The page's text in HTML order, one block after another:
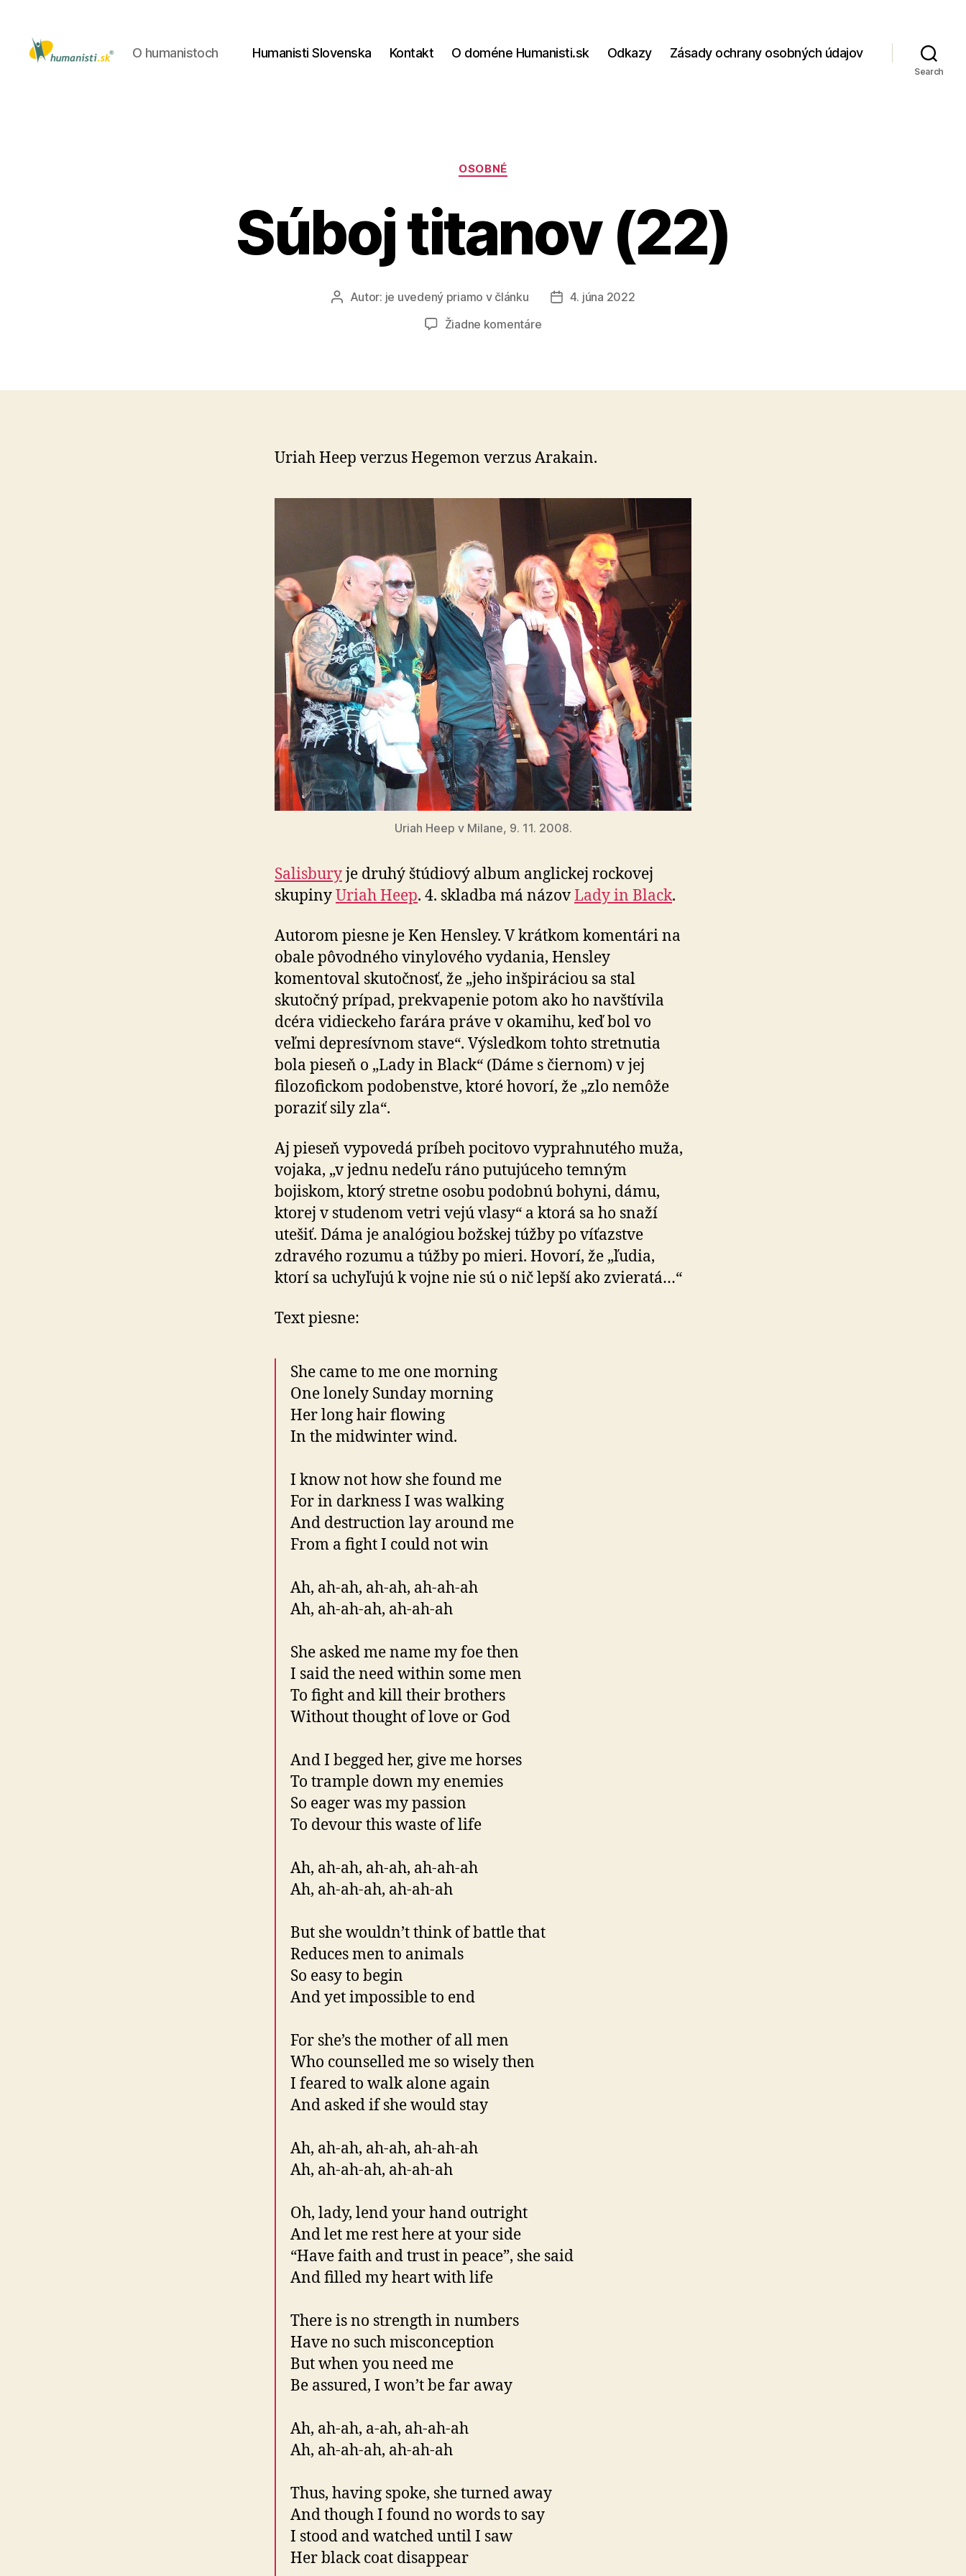
O humanistoch Humanisti Slovenska Kontakt O doméne Humanisti.sk Odkazy Zásady ochrany osobných údajov
Search
Kategórie
OSOBNÉ
Súboj titanov (22)
AutorAutor: je uvedený priamo v článku
Dátum
4. júna 2022
Žiadne komentárena
Uriah Heep verzus Hegemon verzus Arakain.
Uriah Heep v Milane, 9. 11. 2008.
Salisburyje druhý štúdiový album anglickej rockovej
skupinyUriah Heep. 4. skladba má názovLady in Black.
Autorom piesne je Ken Hensley. V krátkom komentári na
obale pôvodného vinylového vydania, Hensley
komentoval skutočnosť, že „jeho inšpiráciou sa stal
skutočný prípad, prekvapenie potom ako ho navštívila
dcéra vidieckeho farára práve v okamihu, keď bol vo
veľmi depresívnom stave“. Výsledkom tohto stretnutia
bola pieseň o „Lady in Black“ (Dáme s čiernom) v jej
filozofickom podobenstve, ktoré hovorí, že „zlo nemôže
poraziť sily zla“.
Aj pieseň vypovedá príbeh pocitovo vyprahnutého muža,
vojaka, „v jednu nedeľu ráno putujúceho temným
bojiskom, ktorý stretne osobu podobnú bohyni, dámu,
ktorej v studenom vetri vejú vlasy“ a ktorá sa ho snaží
utešiť. Dáma je analógiou božskej túžby po víťazstve
zdravého rozumu a túžby po mieri. Hovorí, že „ľudia,
ktorí sa uchyľujú k vojne nie sú o nič lepší ako zvieratá…“
Text piesne:
She came to me one morning
One lonely Sunday morning
Her long hair flowing
In the midwinter wind.
I know not how she found me
For in darkness I was walking
And destruction lay around me
From a fight I could not win
Ah, ah-ah, ah-ah, ah-ah-ah
Ah, ah-ah-ah, ah-ah-ah
She asked me name my foe then
I said the need within some men
To fight and kill their brothers
Without thought of love or God
And I begged her, give me horses
To trample down my enemies
So eager was my passion
To devour this waste of life
Ah, ah-ah, ah-ah, ah-ah-ah
Ah, ah-ah-ah, ah-ah-ah
But she wouldn’t think of battle that
Reduces men to animals
So easy to begin
And yet impossible to end
For she’s the mother of all men
Who counselled me so wisely then
I feared to walk alone again
And asked if she would stay
Ah, ah-ah, ah-ah, ah-ah-ah
Ah, ah-ah-ah, ah-ah-ah
Oh, lady, lend your hand outright
And let me rest here at your side
“Have faith and trust in peace”, she said
And filled my heart with life
There is no strength in numbers
Have no such misconception
But when you need me
Be assured, I won’t be far away
Ah, ah-ah, a-ah, ah-ah-ah
Ah, ah-ah-ah, ah-ah-ah
Thus, having spoke, she turned away
And though I found no words to say
I stood and watched until I saw
Her black coat disappear